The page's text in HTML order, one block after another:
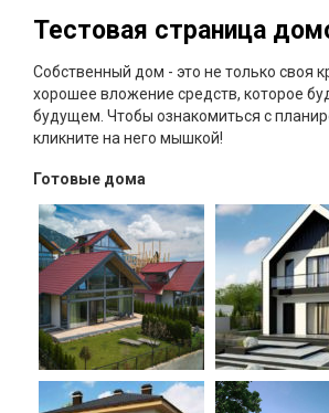
Тестовая страница
Собственный дом - это не только своя
хорошее вложение средств, которое
будущем. Чтобы ознакомиться с
кликните на него мышкой!
Готовые дома